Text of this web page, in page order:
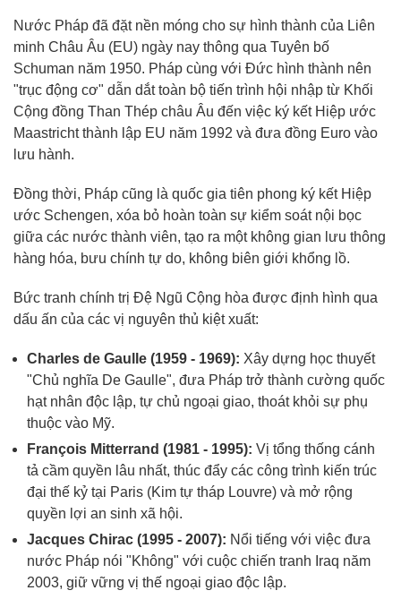
Nước Pháp đã đặt nền móng cho sự hình thành của Liên
minh Châu Âu (EU) ngày nay thông qua Tuyên bố
Schuman năm 1950. Pháp cùng với Đức hình thành nên
"trục động cơ" dẫn dắt toàn bộ tiến trình hội nhập từ Khối
Cộng đồng Than Thép châu Âu đến việc ký kết Hiệp ước
Maastricht thành lập EU năm 1992 và đưa đồng Euro vào
lưu hành.
Đồng thời, Pháp cũng là quốc gia tiên phong ký kết Hiệp
ước Schengen, xóa bỏ hoàn toàn sự kiểm soát nội bọc
giữa các nước thành viên, tạo ra một không gian lưu thông
hàng hóa, bưu chính tự do, không biên giới khổng lồ.
Bức tranh chính trị Đệ Ngũ Cộng hòa được định hình qua
dấu ấn của các vị nguyên thủ kiệt xuất:
Charles de Gaulle (1959 - 1969): Xây dựng học thuyết
"Chủ nghĩa De Gaulle", đưa Pháp trở thành cường quốc
hạt nhân độc lập, tự chủ ngoại giao, thoát khỏi sự phụ
thuộc vào Mỹ.
François Mitterrand (1981 - 1995): Vị tổng thống cánh
tả cầm quyền lâu nhất, thúc đẩy các công trình kiến trúc
đại thế kỷ tại Paris (Kim tự tháp Louvre) và mở rộng
quyền lợi an sinh xã hội.
Jacques Chirac (1995 - 2007): Nổi tiếng với việc đưa
nước Pháp nói "Không" với cuộc chiến tranh Iraq năm
2003, giữ vững vị thế ngoại giao độc lập.